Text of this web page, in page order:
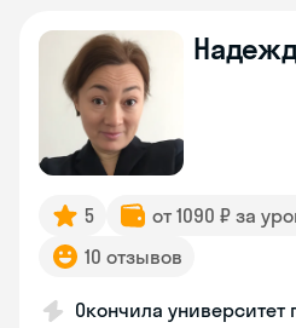
5 от 1090 ₽ за
10 отзывов
Окончила университет